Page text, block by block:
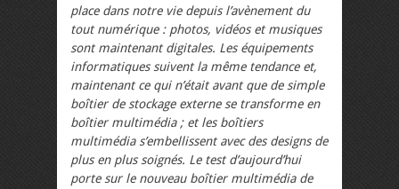
place dans notre vie depuis l’avènement du
tout numérique : photos, vidéos et musiques
sont maintenant digitales. Les équipements
informatiques suivent la même tendance et,
maintenant ce qui n’était avant que de simple
boîtier de stockage externe se transforme en
boîtier multimédia ; et les boîtiers
multimédia s’embellissent avec des designs de
plus en plus soignés. Le test d’aujourd’hui
porte sur le nouveau boîtier multimédia de